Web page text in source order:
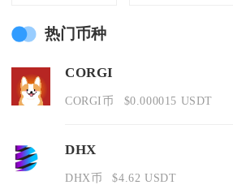
热门币种
CORGI
CORGI币 $0.000015 USDT
DHX
DHX币 $4.62 USDT